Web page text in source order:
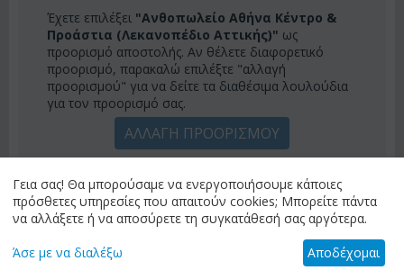
Έχετε επιλέξει "Ανθοπωλείο Αθήνα Κέντρο &
Προάστια (Λεκανοπέδιο Αττικής)" ως
προορισμό αποστολής. Αν θέλετε διαφορετικό
προορισμό, παρακαλώ επιλέξτε "αλλαγή
προορισμού" για να δείτε τα διαθέσιμα λουλούδια
για τον προορισμό σας.
ΑΛΛΑΓΗ ΠΡΟΟΡΙΣΜΟΥ
ΚΑΤΗΓΟΡΙΕΣ
Γεια σας! Θα μπορούσαμε να ενεργοποιήσουμε κάποιες
πρόσθετες υπηρεσίες που απαιτούν cookies; Μπορείτε πάντα
να αλλάξετε ή να αποσύρετε τη συγκατάθεσή σας αργότερα.
Άσε με να διαλέξω Αποδέχομαι